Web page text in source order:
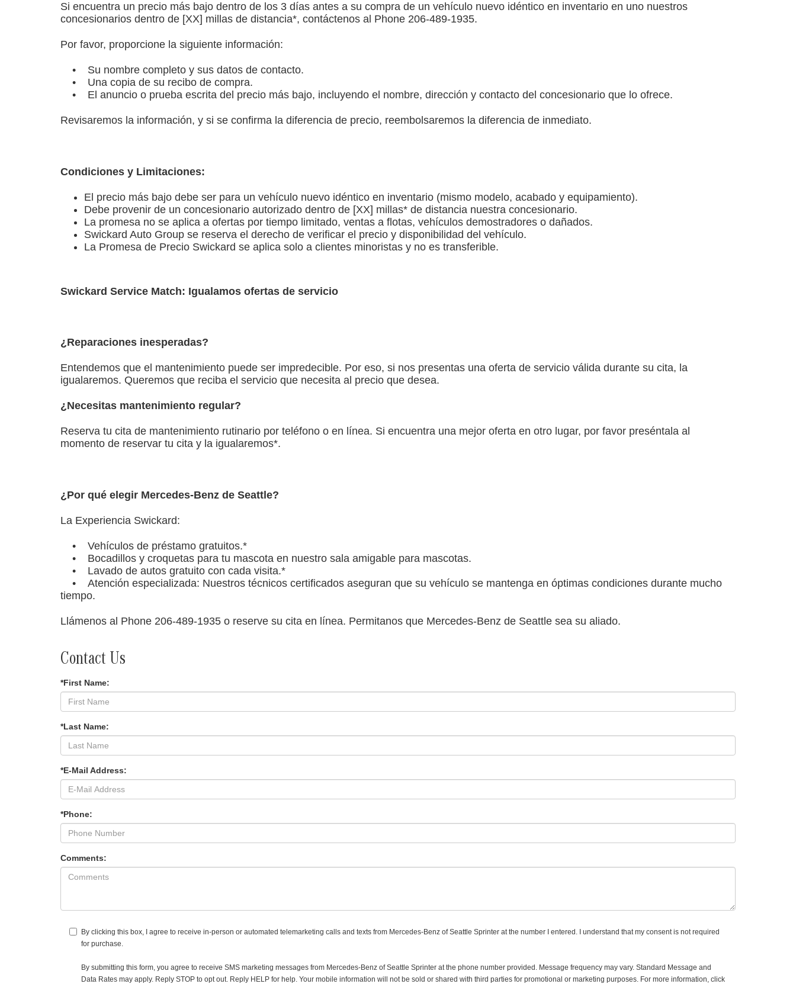
Si encuentra un precio más bajo dentro de los 3 días antes a su compra de un vehículo nuevo idéntico en inventario en uno nuestros
concesionarios dentro de [XX] millas de distancia*, contáctenos al Phone 206-489-1935.
Por favor, proporcione la siguiente información:
• Su nombre completo y sus datos de contacto.
• Una copia de su recibo de compra.
• El anuncio o prueba escrita del precio más bajo, incluyendo el nombre, dirección y contacto del concesionario que lo ofrece.
Revisaremos la información, y si se confirma la diferencia de precio, reembolsaremos la diferencia de inmediato.
Condiciones y Limitaciones:
El precio más bajo debe ser para un vehículo nuevo idéntico en inventario (mismo modelo, acabado y equipamiento).
Debe provenir de un concesionario autorizado dentro de [XX] millas* de distancia nuestra concesionario.
La promesa no se aplica a ofertas por tiempo limitado, ventas a flotas, vehículos demostradores o dañados.
Swickard Auto Group se reserva el derecho de verificar el precio y disponibilidad del vehículo.
La Promesa de Precio Swickard se aplica solo a clientes minoristas y no es transferible.
Swickard Service Match: Igualamos ofertas de servicio
¿Reparaciones inesperadas?
Entendemos que el mantenimiento puede ser impredecible. Por eso, si nos presentas una oferta de servicio válida durante su cita, la
igualaremos. Queremos que reciba el servicio que necesita al precio que desea.
¿Necesitas mantenimiento regular?
Reserva tu cita de mantenimiento rutinario por teléfono o en línea. Si encuentra una mejor oferta en otro lugar, por favor preséntala al
momento de reservar tu cita y la igualaremos*.
¿Por qué elegir Mercedes-Benz de Seattle?
La Experiencia Swickard:
• Vehículos de préstamo gratuitos.*
• Bocadillos y croquetas para tu mascota en nuestro sala amigable para mascotas.
• Lavado de autos gratuito con cada visita.*
• Atención especializada: Nuestros técnicos certificados aseguran que su vehículo se mantenga en óptimas condiciones durante mucho
tiempo.
Llámenos al Phone 206-489-1935 o reserve su cita en línea. Permitanos que Mercedes-Benz de Seattle sea su aliado.
Contact Us
*First Name:
*Last Name:
*E-Mail Address:
*Phone:
Comments:
By clicking this box, I agree to receive in-person or automated telemarketing calls and texts from Mercedes-Benz of Seattle Sprinter at the number I entered. I understand that my consent is not required
for purchase.
By submitting this form, you agree to receive SMS marketing messages from Mercedes-Benz of Seattle Sprinter at the phone number provided. Message frequency may vary. Standard Message and
Data Rates may apply. Reply STOP to opt out. Reply HELP for help. Your mobile information will not be sold or shared with third parties for promotional or marketing purposes. For more information, click